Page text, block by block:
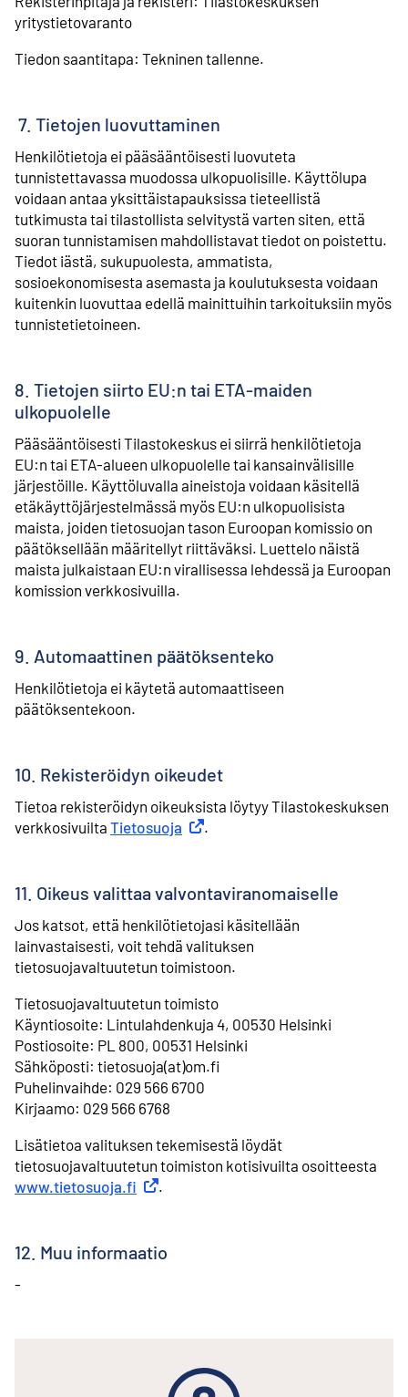
yritystietovaranto
Tiedon saantitapa: Tekninen tallenne.
7. Tietojen luovuttaminen
Henkilötietoja ei pääsääntöisesti luovuteta
tunnistettavassa muodossa ulkopuolisille. Käyttölupa
voidaan antaa yksittäistapauksissa tieteellistä
tutkimusta tai tilastollista selvitystä varten siten, että
suoran tunnistamisen mahdollistavat tiedot on poistettu.
Tiedot iästä, sukupuolesta, ammatista,
sosioekonomisesta asemasta ja koulutuksesta voidaan
kuitenkin luovuttaa edellä mainittuihin tarkoituksiin myös
tunnistetietoineen.
8. Tietojen siirto EU:n tai ETA-maiden
ulkopuolelle
Pääsääntöisesti Tilastokeskus ei siirrä henkilötietoja
EU:n tai ETA-alueen ulkopuolelle tai kansainvälisille
järjestöille. Käyttöluvalla aineistoja voidaan käsitellä
etäkäyttöjärjestelmässä myös EU:n ulkopuolisista
maista, joiden tietosuojan tason Euroopan komissio on
päätöksellään määritellyt riittäväksi. Luettelo näistä
maista julkaistaan EU:n virallisessa lehdessä ja Euroopan
komission verkkosivuilla.
9. Automaattinen päätöksenteko
Henkilötietoja ei käytetä automaattiseen
päätöksentekoon.
10. Rekisteröidyn oikeudet
Tietoa rekisteröidyn oikeuksista löytyy Tilastokeskuksen
verkkosivuilta Tietosuoja Ulkoinen linkki
.
11. Oikeus valittaa valvontaviranomaiselle
Jos katsot, että henkilötietojasi käsitellään
lainvastaisesti, voit tehdä valituksen
tietosuojavaltuutetun toimistoon.
Tietosuojavaltuutetun toimisto
⁠Käyntiosoite: Lintulahdenkuja 4, 00530 Helsinki
⁠Postiosoite: PL 800, 00531 Helsinki
⁠Sähköposti: tietosuoja(at)om.fi
⁠Puhelinvaihde: 029 566 6700
⁠Kirjaamo: 029 566 6768
Lisätietoa valituksen tekemisestä löydät
tietosuojavaltuutetun toimiston kotisivuilta osoitteesta
www.tietosuoja.fi Ulkoinen linkki
.
12. Muu informaatio
-